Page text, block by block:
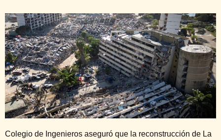
Colegio de Ingenieros aseguró que la reconstrucción de La